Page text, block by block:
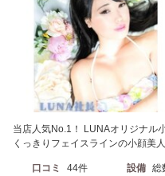
当店人気No.1！ LUNAオリジナル
くっきりフェイスラインの小顔美
口コミ 44件 設備 総